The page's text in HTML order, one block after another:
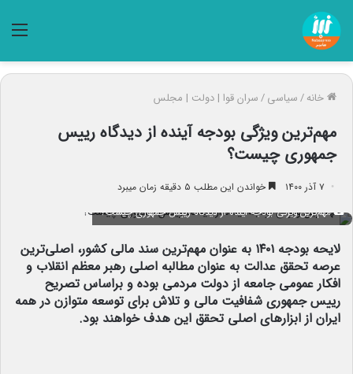
خانه/سیاسی/سران قوا | دولت | مجلس
مهم‌ترین ویژگی بودجه آینده از دیدگاه رییس
جمهوری چیست؟
۷ آذر ۱۴۰۰ خواندن این مطلب ۵ دقیقه زمان میبرد
مهم‌ترین ویژگی بودجه آینده از دیدگاه رییس جمهوری چیست؟
لایحه بودجه ۱۴۰۱ به عنوان مهم‌ترین سند مالی کشور، اصلی‌ترین
عرصه تحقق عدالت به عنوان مطالبه اصلی رهبر معظم انقلاب و
افکار عمومی جامعه از دولت مردمی بوده و براساس.تصریح
رییس جمهوری شفافیت مالی و تلاش برای توسعه متوازن در همه
ایران از ابزارهای اصلی تحقق این هدف خواهند بود.